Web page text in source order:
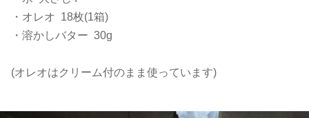
・オレオ 18枚(1箱)
・溶かしバター 30g
(オレオはクリーム付のまま使っています)